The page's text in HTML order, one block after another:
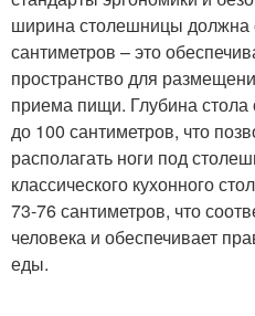
ширина столешницы должна
сантиметров – это
пространство для
приема пищи. Глубина стола
до 100 сантиметров, что
располагать ноги под
классического кухонного
73-76 сантиметров, что
человека и обеспечивает
еды.